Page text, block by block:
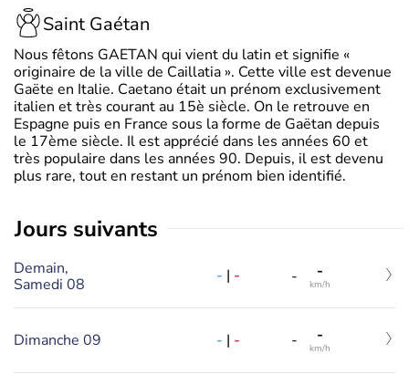
Saint Gaétan
Nous fêtons GAETAN qui vient du latin et signifie «
originaire de la ville de Caillatia ». Cette ville est devenue
Gaëte en Italie. Caetano était un prénom exclusivement
italien et très courant au 15è siècle. On le retrouve en
Espagne puis en France sous la forme de Gaëtan depuis
le 17ème siècle. Il est apprécié dans les années 60 et
très populaire dans les années 90. Depuis, il est devenu
plus rare, tout en restant un prénom bien identifié.
jours suivants
Demain,
Samedi 08
- | - - -
km/h
Dimanche 09 - | - - -
km/h